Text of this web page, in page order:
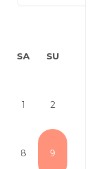
SA SU
1 2
8 9